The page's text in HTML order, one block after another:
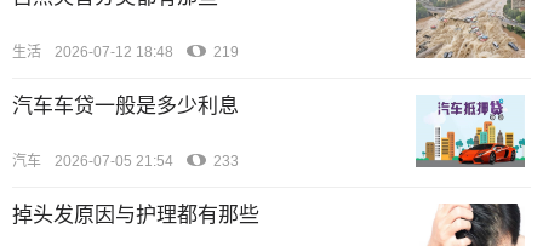
生活 2026-07-12 18:48 219
汽车车贷一般是多少利息
汽车 2026-07-05 21:54 233
掉头发原因与护理都有那些